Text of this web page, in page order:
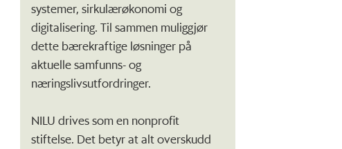
systemer, sirkulærøkonomi og
digitalisering. Til sammen muliggjør
dette bærekraftige løsninger på
aktuelle samfunns- og
næringslivsutfordringer.
NILU drives som en nonprofit
stiftelse. Det betyr at alt overskudd